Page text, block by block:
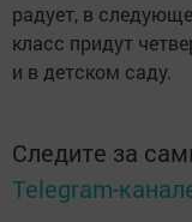
радует, в
класс придут
и в детском саду.
Следите за
Telegram-